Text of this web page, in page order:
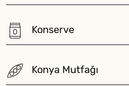
Konserve
Konya Mutfağı